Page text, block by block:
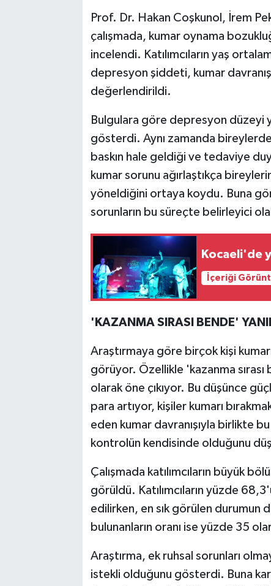
Prof. Dr. Hakan Coşkunol, İrem
çalışmada, kumar oynama
incelendi. Katılımcıların yaş
depresyon şiddeti, kumar
değerlendirildi.
Bulgulara göre depresyon düzeyi
gösterdi. Aynı zamanda
baskın hale geldiği ve tedaviye
kumar sorunu ağırlaştıkça
yöneldiğini ortaya koydu. Buna
sorunların bu süreçte belirleyici
Kocaeli'de
İçeriği
'KAZANMA SIRASI BENDE'
Araştırmaya göre birçok kişi
görüyor. Özellikle 'kazanma sırası
olarak öne çıkıyor. Bu düşünce
para artıyor, kişiler kumarı
eden kumar davranışıyla birlikte
kontrolün kendisinde olduğunu
Çalışmada katılımcıların büyük
görüldü. Katılımcıların yüzde
edilirken, en sık görülen durumun
bulunanların oranı ise yüzde 35
Araştırma, ek ruhsal sorunları
istekli olduğunu gösterdi. Buna